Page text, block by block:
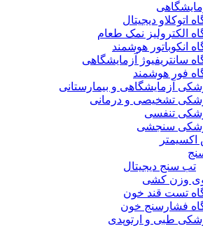
اتوکلاو دیجیتال
الکترولیز نمک طعام
انکوباتور هوشمند
سانتریفیوژ آزمایشگاهی
فور هوشمند
آزمایشگاهی و بیمارستانی
تشخیصی و درمانی
تنفسی
سنجشی
اکسیمتر
تب سنج دیجیتال
وزن کشی
تست قند خون
فشارسنج خون
طبی و ارتوپدی